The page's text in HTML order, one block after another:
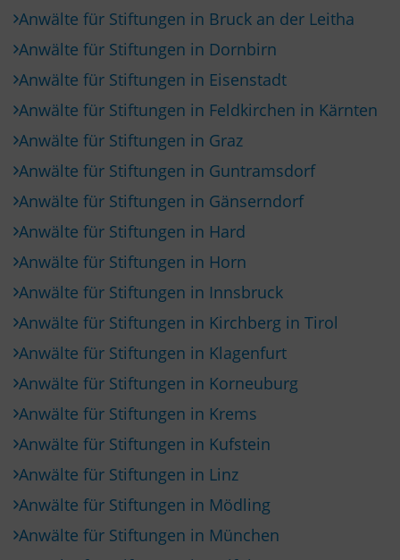
Anwälte für Stiftungen in Bruck an der Leitha
Anwälte für Stiftungen in Dornbirn
Anwälte für Stiftungen in Eisenstadt
Anwälte für Stiftungen in Feldkirchen in Kärnten
Anwälte für Stiftungen in Graz
Anwälte für Stiftungen in Guntramsdorf
Anwälte für Stiftungen in Gänserndorf
Anwälte für Stiftungen in Hard
Anwälte für Stiftungen in Horn
Anwälte für Stiftungen in Innsbruck
Anwälte für Stiftungen in Kirchberg in Tirol
Anwälte für Stiftungen in Klagenfurt
Anwälte für Stiftungen in Korneuburg
Anwälte für Stiftungen in Krems
Anwälte für Stiftungen in Kufstein
Anwälte für Stiftungen in Linz
Anwälte für Stiftungen in Mödling
Anwälte für Stiftungen in München